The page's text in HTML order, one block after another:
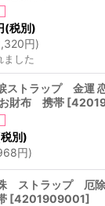
(税別)
円)
ました
ストラップ 金運
財布 携帯 [
別)
円)
珠 ストラップ 厄
[4201909001]